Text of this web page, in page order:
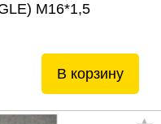
М16*1,5
В корзину